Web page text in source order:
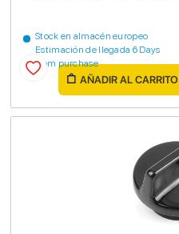
Stock en almacén europeo
Estimación de llegada 6 Days
from purchase
AÑADIR AL CARRITO